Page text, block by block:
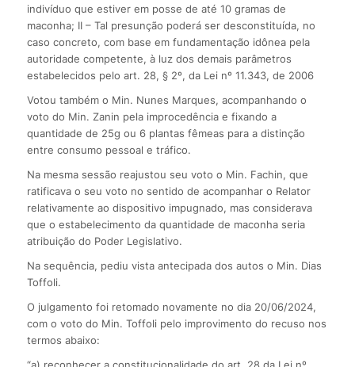
indivíduo que estiver em posse de até 10 gramas de
maconha; II – Tal presunção poderá ser desconstituída, no
caso concreto, com base em fundamentação idônea pela
autoridade competente, à luz dos demais parâmetros
estabelecidos pelo art. 28, § 2º, da Lei nº 11.343, de 2006
Votou também o Min. Nunes Marques, acompanhando o
voto do Min. Zanin pela improcedência e fixando a
quantidade de 25g ou 6 plantas fêmeas para a distinção
entre consumo pessoal e tráfico.
Na mesma sessão reajustou seu voto o Min. Fachin, que
ratificava o seu voto no sentido de acompanhar o Relator
relativamente ao dispositivo impugnado, mas considerava
que o estabelecimento da quantidade de maconha seria
atribuição do Poder Legislativo.
Na sequência, pediu vista antecipada dos autos o Min. Dias
Toffoli.
O julgamento foi retomado novamente no dia 20/06/2024,
com o voto do Min. Toffoli pelo improvimento do recuso nos
termos abaixo: